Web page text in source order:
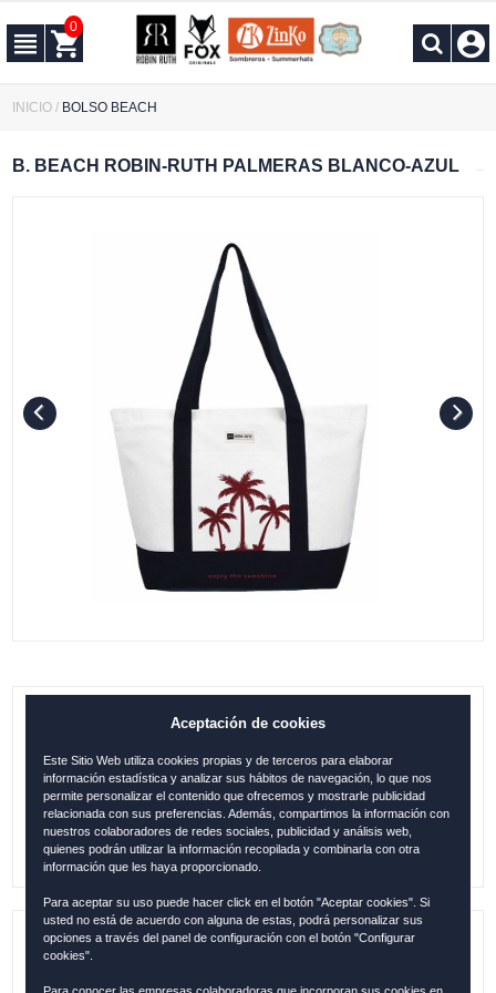
0
INICIO / BOLSO BEACH
B. BEACH ROBIN-RUTH PALMERAS BLANCO-AZUL
B. BEACH ROBIN-RUTH PALMERAS
BLANCO-AZUL
0.00€
Referencia:
Aceptación de cookies
Este Sitio Web utiliza cookies propias y de terceros para elaborar
información estadística y analizar sus hábitos de navegación, lo que nos
permite personalizar el contenido que ofrecemos y mostrarle publicidad
relacionada con sus preferencias. Además, compartimos la información con
nuestros colaboradores de redes sociales, publicidad y análisis web,
quienes podrán utilizar la información recopilada y combinarla con otra
información que les haya proporcionado.
Para aceptar su uso puede hacer click en el botón "Aceptar cookies". Si
usted no está de acuerdo con alguna de estas, podrá personalizar sus
opciones a través del panel de configuración con el botón "Configurar
cookies".